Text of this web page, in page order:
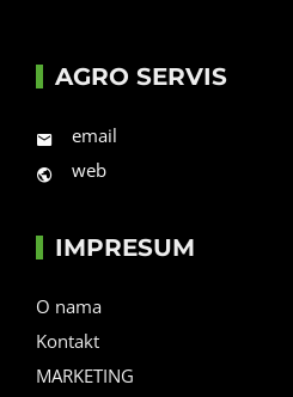
AGRO SERVIS
email
web
IMPRESUM
O nama
Kontakt
MARKETING